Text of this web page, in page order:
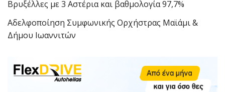
Βρυξέλλες με 3 Αστέρια και βαθμολογία 97,7%
Αδελφοποίηση Συμφωνικής Ορχήστρας Μαϊάμι &
Δήμου Ιωαννιτών